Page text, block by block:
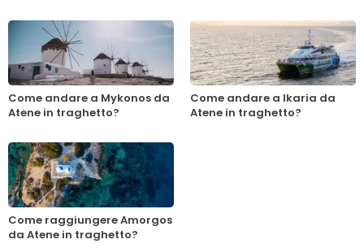
Come andare a Mykonos da
Atene in traghetto?
Come andare a Ikaria da
Atene in traghetto?
Come raggiungere Amorgos
da Atene in traghetto?